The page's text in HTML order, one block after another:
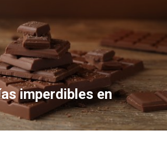
imperdibles en